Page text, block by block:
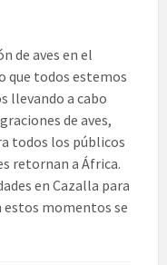
de aves en el
que todos estemos
llevando a cabo
de aves,
todos los públicos
retornan a África.
en Cazalla para
momentos se